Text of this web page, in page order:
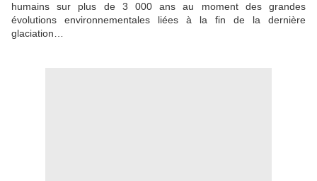
humains sur plus de 3 000 ans au moment des grandes
évolutions environnementales liées à la fin de la dernière
glaciation…